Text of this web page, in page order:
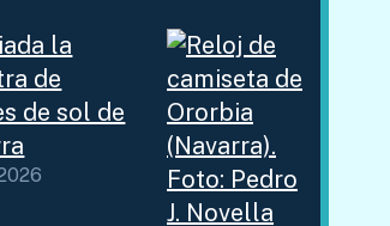
la
de
de sol de